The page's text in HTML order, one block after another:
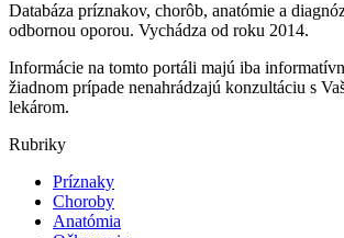
Databáza príznakov, chorôb, anatómie a
odbornou oporou. Vychádza od roku 2014.
Informácie na tomto portáli majú iba
žiadnom prípade nenahrádzajú konzultáciu s
lekárom.
Rubriky
Príznaky
Choroby
Anatómia